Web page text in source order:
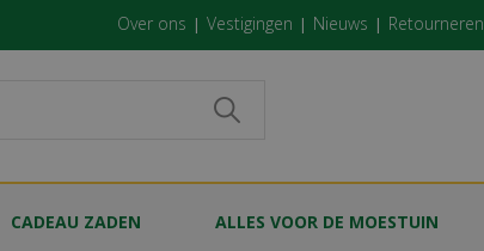
Over ons Vestigingen Nieuws Retourneren
CADEAU ZADEN ALLES VOOR DE MOESTUIN